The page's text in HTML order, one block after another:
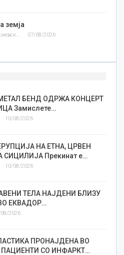
земја
Златко Теодосиевски 07/08/2026
БЕНД ОДРЖА КОНЦЕРТ
Замислете…
10/08/2026
НА ЕТНА, ЦРВЕН
СИЦИЛИЈА Прекинат е…
10/08/2026
ТЕЛА НАЈДЕНИ БЛИЗУ
ЕКВАДОР…
2026
ПРОНАЈДЕНА ВО
ПАЦИЕНТИ СО ИНФАРКТ…